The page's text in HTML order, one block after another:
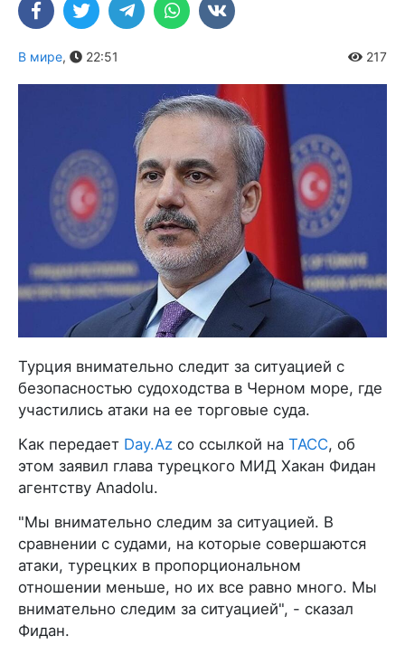
В мире, 22:51 217
Турция внимательно следит за ситуацией с
безопасностью судоходства в Черном море, где
участились атаки на ее торговые суда.
Как передает Day.Az со ссылкой на ТАСС, об
этом заявил глава турецкого МИД Хакан Фидан
агентству Anadolu.
"Мы внимательно следим за ситуацией. В
сравнении с судами, на которые совершаются
атаки, турецких в пропорциональном
отношении меньше, но их все равно много. Мы
внимательно следим за ситуацией", - сказал
Фидан.